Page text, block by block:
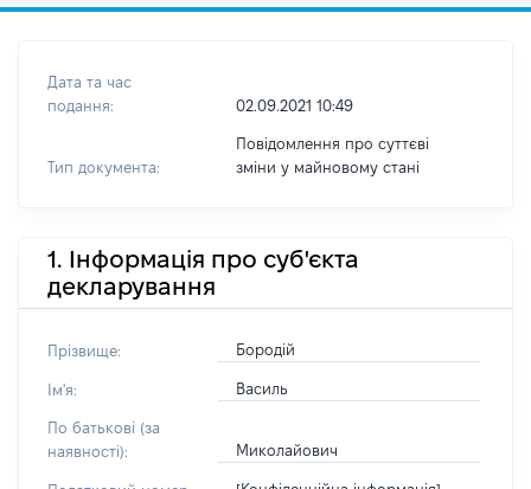
Дата та час
подання:
02.09.2021 10:49
Тип документа:
Повідомлення про суттєві
зміни y майновому стані
1. Інформація про суб'єкта
декларування
Прізвище: Бородій
Ім'я: Василь
По батькові (за
наявності):
Миколайович